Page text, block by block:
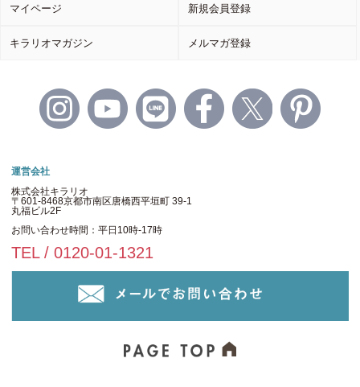
マイページ 新規会員登録
キラリオマガジン メルマガ登録
運営会社
株式会社キラリオ
〒601-8468京都市南区唐橋西平垣町 39-1
丸福ビル2F
お問い合わせ時間：平日10時-17時
TEL / 0120-01-1321